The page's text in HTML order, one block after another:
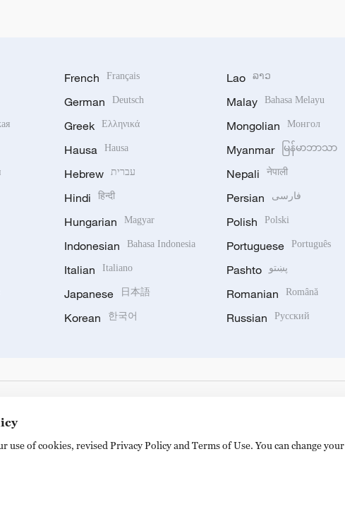
French Français
German Deutsch
Greek Ελληνικά
Hausa Hausa
Hebrew עברית
Hindi हिन्दी
Hungarian Magyar
Indonesian Bahasa Indonesia
Italian Italiano
Japanese 日本語
Korean 한국어
Lao ລາວ
Malay Bahasa Melayu
Mongolian Монгол
Myanmar မြန်မာဘာသာ
Nepali नेपाली
Persian فارسی
Polish Polski
Portuguese Português
Pashto پښتو
Romanian Română
Russian Русский
of cookies, revised Privacy Policy and Terms of Use. You can change your